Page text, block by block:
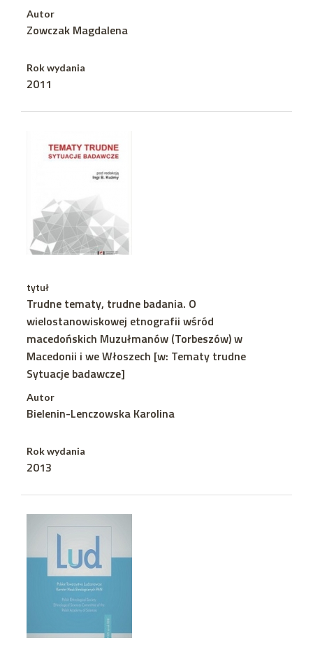
Autor
Zowczak Magdalena
Rok wydania
2011
tytuł
Trudne tematy, trudne badania. O
wielostanowiskowej etnografii wśród
macedońskich Muzułmanów (Torbeszów) w
Macedonii i we Włoszech [w: Tematy trudne
Sytuacje badawcze]
Autor
Bielenin-Lenczowska Karolina
Rok wydania
2013